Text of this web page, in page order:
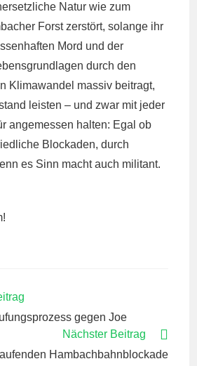
Natur wie zum
Forst zerstört, solange ihr
Mord und der
durch den
Klimawandel massiv beitragt,
leisten – und zwar mit jeder
angemessen halten: Egal ob
Blockaden, durch
es Sinn macht auch militant.
gegen Joe
Nächster Beitrag
Hambachbahnblockade